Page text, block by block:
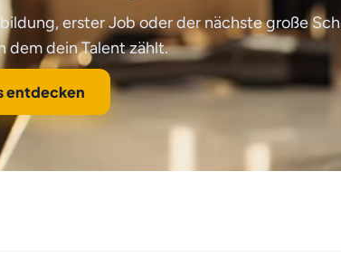
erster Job oder der nächste große
dem dein Talent zählt.
entdecken